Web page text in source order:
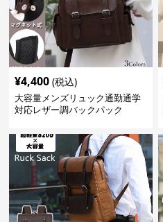
¥4,400 (税込)
大容量メンズリュック通勤通学
対応レザー調バックパック